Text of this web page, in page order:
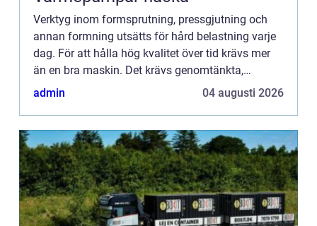
Verktyg inom formsprutning, pressgjutning och
annan formning utsätts för hård belastning varje
dag. För att hålla hög kvalitet över tid krävs mer
än en bra maskin. Det krävs genomtänkta,
h&arin...
admin 04 augusti 2026